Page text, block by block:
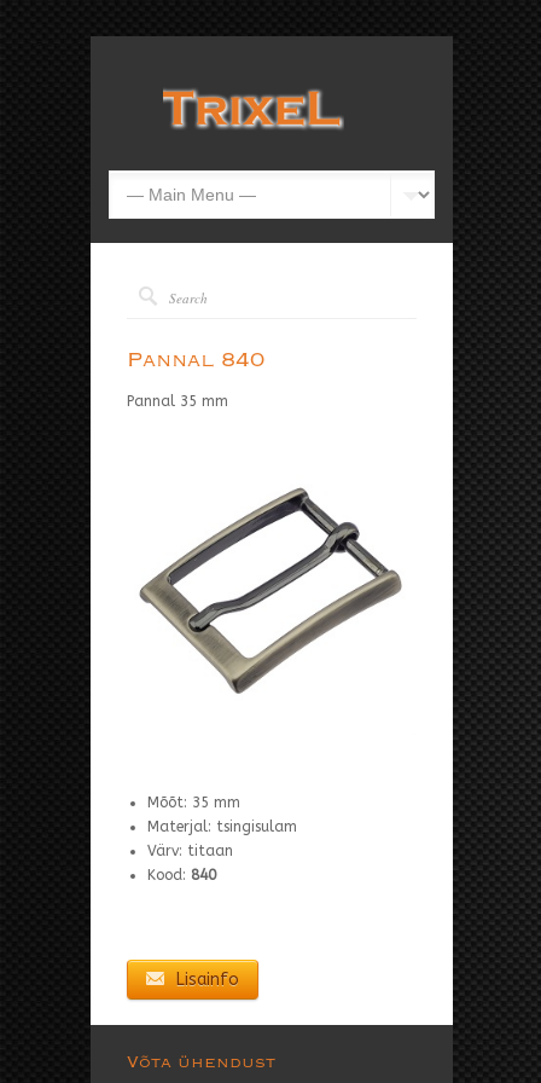
Pannal 840
Pannal 35 mm
Mõõt: 35 mm
Materjal: tsingisulam
Värv: titaan
Kood: 840
Lisainfo
Võta ühendust